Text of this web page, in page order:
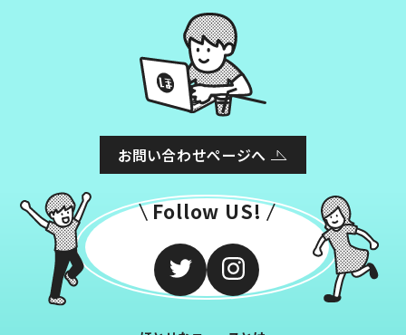
お問い合わせページへ
Follow US!